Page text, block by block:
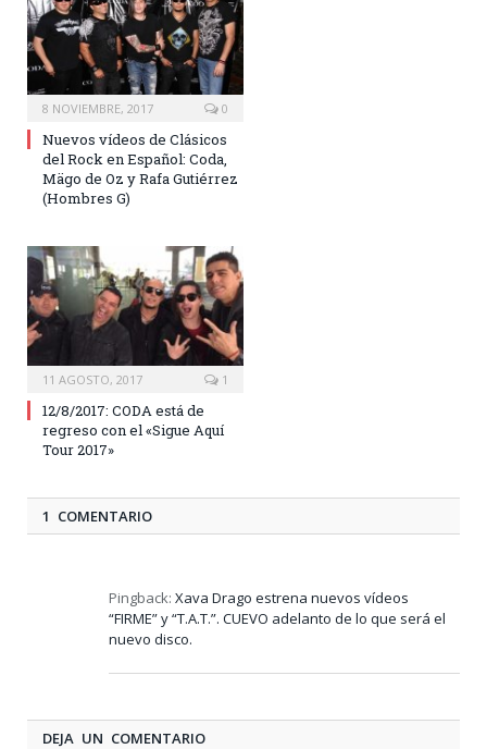
8 NOVIEMBRE, 2017 0
Nuevos vídeos de Clásicos
del Rock en Español: Coda,
Mägo de Oz y Rafa Gutiérrez
(Hombres G)
11 AGOSTO, 2017 1
12/8/2017: CODA está de
regreso con el «Sigue Aquí
Tour 2017»
1 COMENTARIO
Pingback: Xava Drago estrena nuevos vídeos
“FIRME” y “T.A.T.”. CUEVO adelanto de lo que será el
nuevo disco.
DEJA UN COMENTARIO